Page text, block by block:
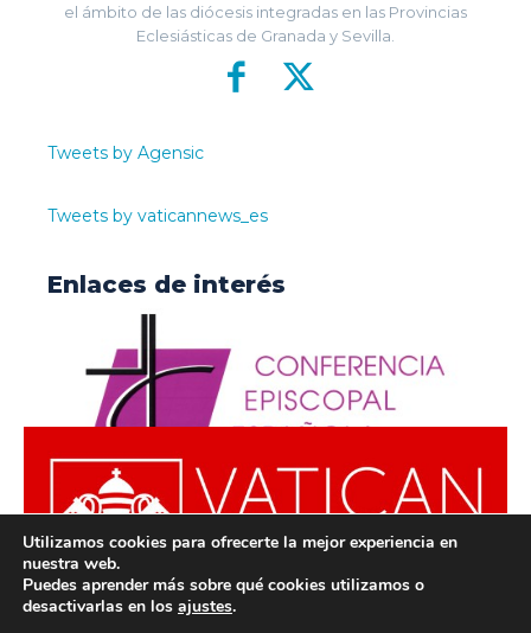
el ámbito de las diócesis integradas en las Provincias
Eclesiásticas de Granada y Sevilla.
Tweets by Agensic
Tweets by vaticannews_es
Enlaces de interés
Utilizamos cookies para ofrecerte la mejor experiencia en
nuestra web.
Puedes aprender más sobre qué cookies utilizamos o
desactivarlas en los ajustes.